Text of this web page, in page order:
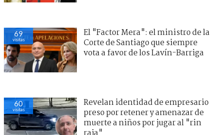
69
visitas
El "Factor Mera": el ministro de la
Corte de Santiago que siempre
vota a favor de los Lavín-Barriga
60
visitas
Revelan identidad de empresario
preso por retener y amenazar de
muerte a niños por jugar al "rin